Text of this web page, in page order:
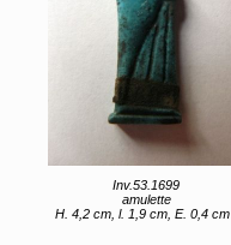
Inv.53.1699
amulette
H. 4,2 cm, l. 1,9 cm, E. 0,4 cm